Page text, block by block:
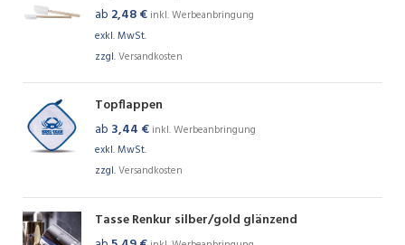
ab 2,48€ inkl. Werbeanbringung
exkl. MwSt.
zzgl.Versandkosten
Topflappen
ab 3,44 € inkl. Werbeanbringung
exkl. MwSt.
zzgl.Versandkosten
Tasse Renkur silber/gold glänzend